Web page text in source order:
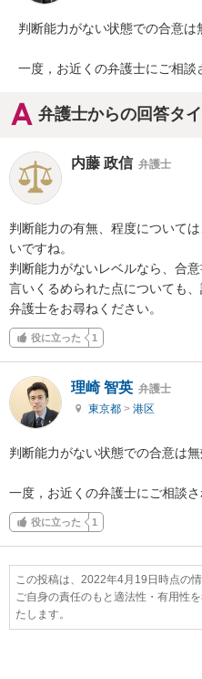
判断能力がない状態での合意は
一度，お近くの弁護士にご相談
弁護士からの回答タ
内藤 政信 弁護士
判断能力の有無、程度について
いですね。
判断能力がないレベルなら、合意
言いくるめられた点についても
弁護士をお尋ねください。
役に立った 1
理崎 智英 弁護士
東京都 > 港区
判断能力がない状態での合意は無
一度，お近くの弁護士にご相談さ
役に立った 1
この投稿は、2022年4月19日時点の情
ご自身の責任のもと適法性・有用性
たします。